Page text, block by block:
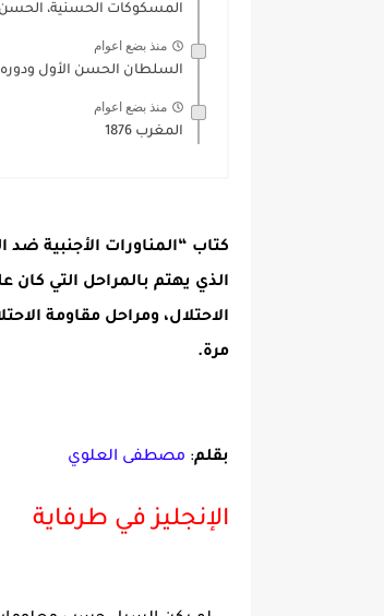
المسكوكات الحسنية، الحسن
منذ بضع اعوام
السلطان الحسن الأول ودوره
منذ بضع اعوام
المغرب 1876
كتاب “المناورات الأجنبية
الذي يهتم بالمراحل التي كان
الاحتلال، ومراحل مقاومة
مرة.
بقلم: مصطفى العلوي
الإنجليز في طرفاية